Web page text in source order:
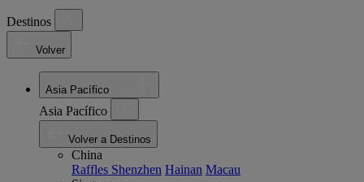
Destinos
Volver
Asia Pacífico
Asia Pacífico
Volver a Destinos
China
Raffles Shenzhen Hainan Macau